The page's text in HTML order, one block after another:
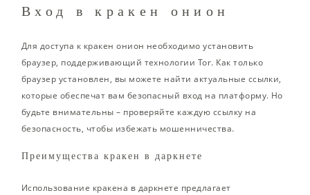
Вход в кракен онион
Для доступа к кракен онион необходимо установить
браузер, поддерживающий технологии Tor. Как только
браузер установлен, вы можете найти актуальные ссылки,
которые обеспечат вам безопасный вход на платформу. Но
будьте внимательны – проверяйте каждую ссылку на
безопасность, чтобы избежать мошенничества.
Преимущества кракен в даркнете
Использование кракена в даркнете предлагает